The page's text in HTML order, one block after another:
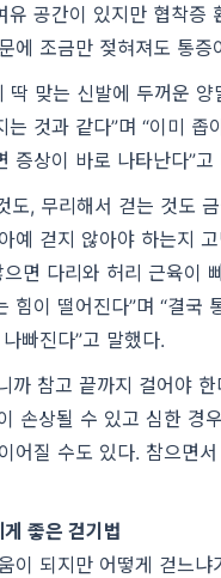
유 공간이 있지만 협착증
에 조금만 젖혀져도 통증
딱 맞는 신발에 두꺼운 양
는 것과 같다”며 “이미 좁
증상이 바로 나타난다”고
도, 무리해서 걷는 것도
예 걷지 않아야 하는지
으면 다리와 허리 근육이
힘이 떨어진다”며 “결국
빠진다”고 말했다.
까 참고 끝까지 걸어야 한
손상될 수 있고 심한 경우
어질 수도 있다. 참으면
좋은 걷기법
이 되지만 어떻게 걷느냐